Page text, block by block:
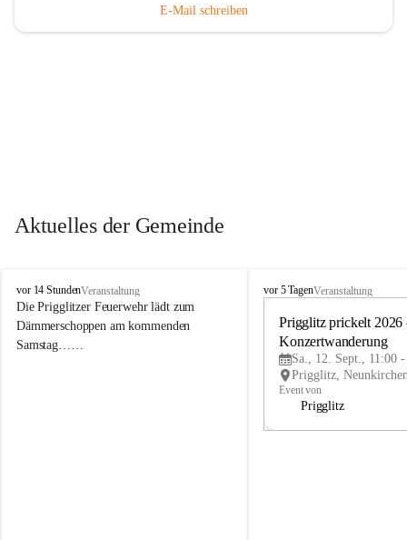
E-Mail schreiben
Aktuelles der Gemeinde
P
r
i
g
vor 14 StundenVeranstaltung
Die Prigglitzer Feuerwehr lädt zum
Dämmerschoppen am kommenden
Samstag……
P
vor 5 TagenVeranstaltung
Prigglitz prickelt 2026
Konzertwanderung
Sa., 12. Sept., 11:00
Event von
Prigglitz